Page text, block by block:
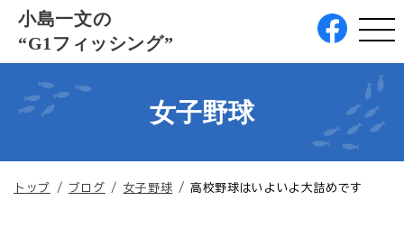
このページの本文へ
小島一文の
“G1フィッシング”
女子野球
現
トップ / ブログ / 女子野球 /高校野球はいよいよ大詰めです